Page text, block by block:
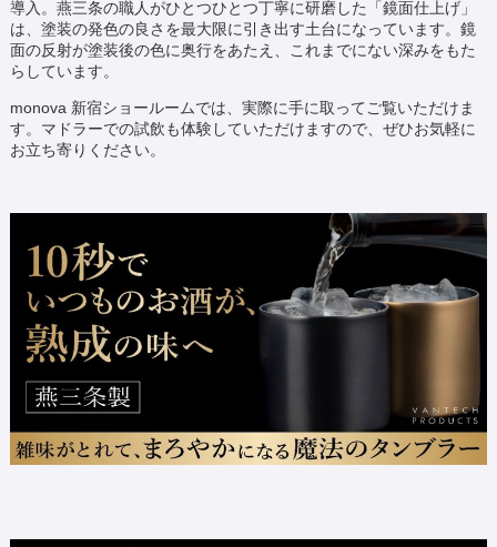
導入。燕三条の職人がひとつひとつ丁寧に研磨した「鏡面仕上げ」
は、塗装の発色の良さを最大限に引き出す土台になっています。鏡
面の反射が塗装後の色に奥行をあたえ、これまでにない深みをもた
らしています。
monova 新宿ショールームでは、実際に手に取ってご覧いただけま
す。マドラーでの試飲も体験していただけますので、ぜひお気軽に
お立ち寄りください。